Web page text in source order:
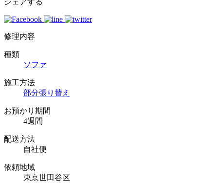
シェアする
修理内容
種類
ソファ
施工方法
部分張り替え
お預かり期間
4週間
配送方法
自社便
依頼地域
東京世田谷区